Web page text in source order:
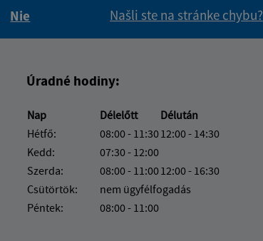
Nie
Našli ste na stránke chybu?
Úradné hodiny:
Nap Délelőtt
Délután
Hétfő:
08:00 - 11:3012:00 - 14:30
Kedd:
07:30 - 12:00
Szerda:
08:00 - 11:0012:00 - 16:30
Csütörtök:
nem ügyfélfogadás
Péntek:
08:00 - 11:00